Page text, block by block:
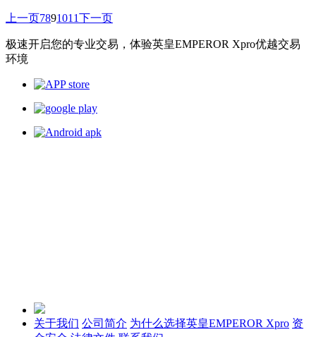
上一页7891011下一页
极速开启您的专业交易，体验英皇EMPEROR Xpro优越交易
环境
关于我们 公司简介 为什么选择英皇EMPEROR Xpro 资